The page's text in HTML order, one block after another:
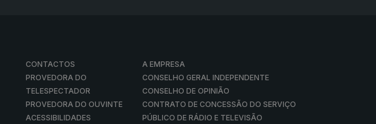
CONTACTOS
PROVEDORA DO
TELESPECTADOR
PROVEDORA DO OUVINTE
ACESSIBILIDADES
A EMPRESA
CONSELHO GERAL INDEPENDENTE
CONSELHO DE OPINIÃO
CONTRATO DE CONCESSÃO DO SERVIÇO
PÚBLICO DE RÁDIO E TELEVISÃO